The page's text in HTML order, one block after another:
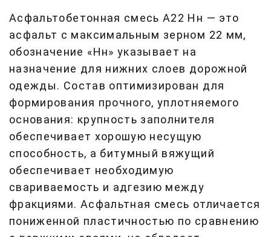
Асфальтобетонная смесь А22 Нн — это
асфальт с максимальным зерном 22 мм,
обозначение «Нн» указывает на
назначение для нижних слоев дорожной
одежды. Состав оптимизирован для
формирования прочного, уплотняемого
основания: крупность заполнителя
обеспечивает хорошую несущую
способность, а битумный вяжущий
обеспечивает необходимую
свариваемость и адгезию между
фракциями. Асфальтная смесь отличается
пониженной пластичностью по сравнению